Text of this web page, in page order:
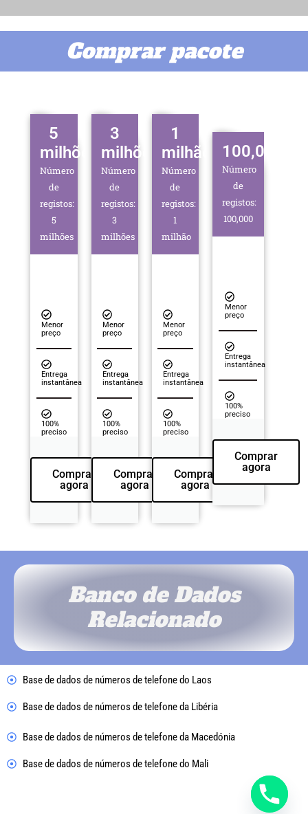
Comprar pacote
5
milhões
Número
de
registos:
5
milhões
Menor
preço
Entrega
instantânea
100%
preciso
Comprar
agora
3
milhões
Número
de
registos:
3
milhões
Menor
preço
Entrega
instantânea
100%
preciso
Comprar
agora
1
milhão
Número
de
registos:
1
milhão
Menor
preço
Entrega
instantânea
100%
preciso
Comprar
agora
100,000
Número
de
registos:
100,000
Menor
preço
Entrega
instantânea
100%
preciso
Comprar
agora
Banco de Dados
Relacionado
Base de dados de números de telefone do Laos
Base de dados de números de telefone da Libéria
Base de dados de números de telefone da Macedónia
Base de dados de números de telefone do Mali